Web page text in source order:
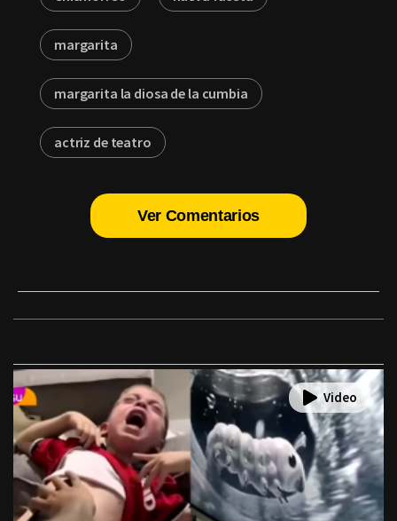
margarita
margarita la diosa de la cumbia
actriz de teatro
Ver Comentarios